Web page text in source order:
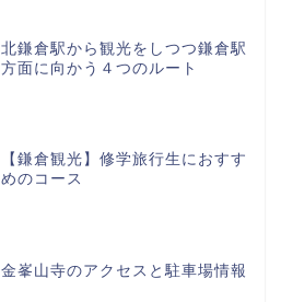
北鎌倉駅から観光をしつつ鎌倉駅
方面に向かう４つのルート
【鎌倉観光】修学旅行生におすす
めのコース
金峯山寺のアクセスと駐車場情報